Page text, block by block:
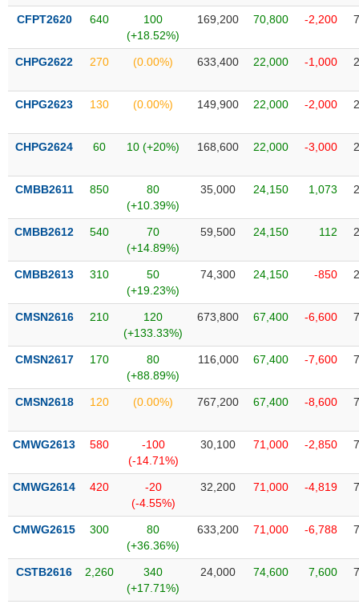
CFPT2620 640
100
(+18.52%)
169,200 70,800 -2,200
CHPG2622 270 (0.00%) 633,400 22,000 -1,000
CHPG2623 130 (0.00%) 149,900 22,000 -2,000
CHPG2624 60 10 (+20%) 168,600 22,000 -3,000
CMBB2611 850
80
(+10.39%)
35,000 24,150 1,073
CMBB2612 540
70
(+14.89%)
59,500 24,150 112
CMBB2613 310
50
(+19.23%)
74,300 24,150 -850
CMSN2616 210
120
(+133.33%)
673,800 67,400 -6,600
CMSN2617 170
80
(+88.89%)
116,000 67,400 -7,600
CMSN2618 120 (0.00%) 767,200 67,400 -8,600
CMWG2613 580
-100
(-14.71%)
30,100 71,000 -2,850
CMWG2614 420
-20
(-4.55%)
32,200 71,000 -4,819
CMWG2615 300
80
(+36.36%)
633,200 71,000 -6,788
CSTB2616 2,260
340
(+17.71%)
24,000 74,600 7,600
Tất cả Người nội bộ Người liên quan Cổ đông lớn
Tin
tức
của
giả
(-)
phân
tích
Thuật
ngữ
vụ
(-)
tạo